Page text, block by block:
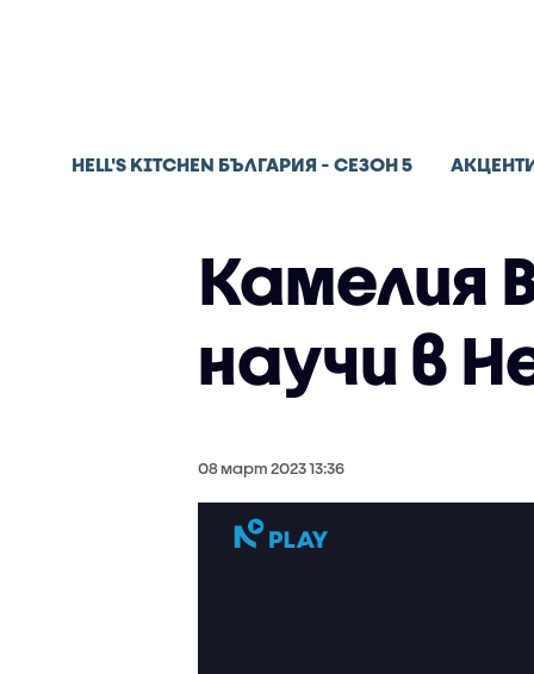
HELL'S KITCHEN БЪЛГАРИЯ - СЕЗОН 5
Камелия
научи в
08 март 2023 13:36